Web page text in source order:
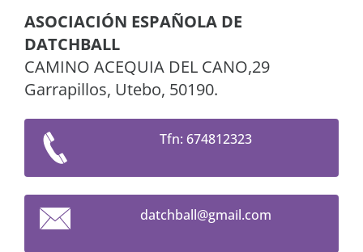
ASOCIACIÓN ESPAÑOLA DE
DATCHBALL
CAMINO ACEQUIA DEL CANO,29
Garrapillos, Utebo, 50190.
Tfn: 674812323
datchball@gmail.com